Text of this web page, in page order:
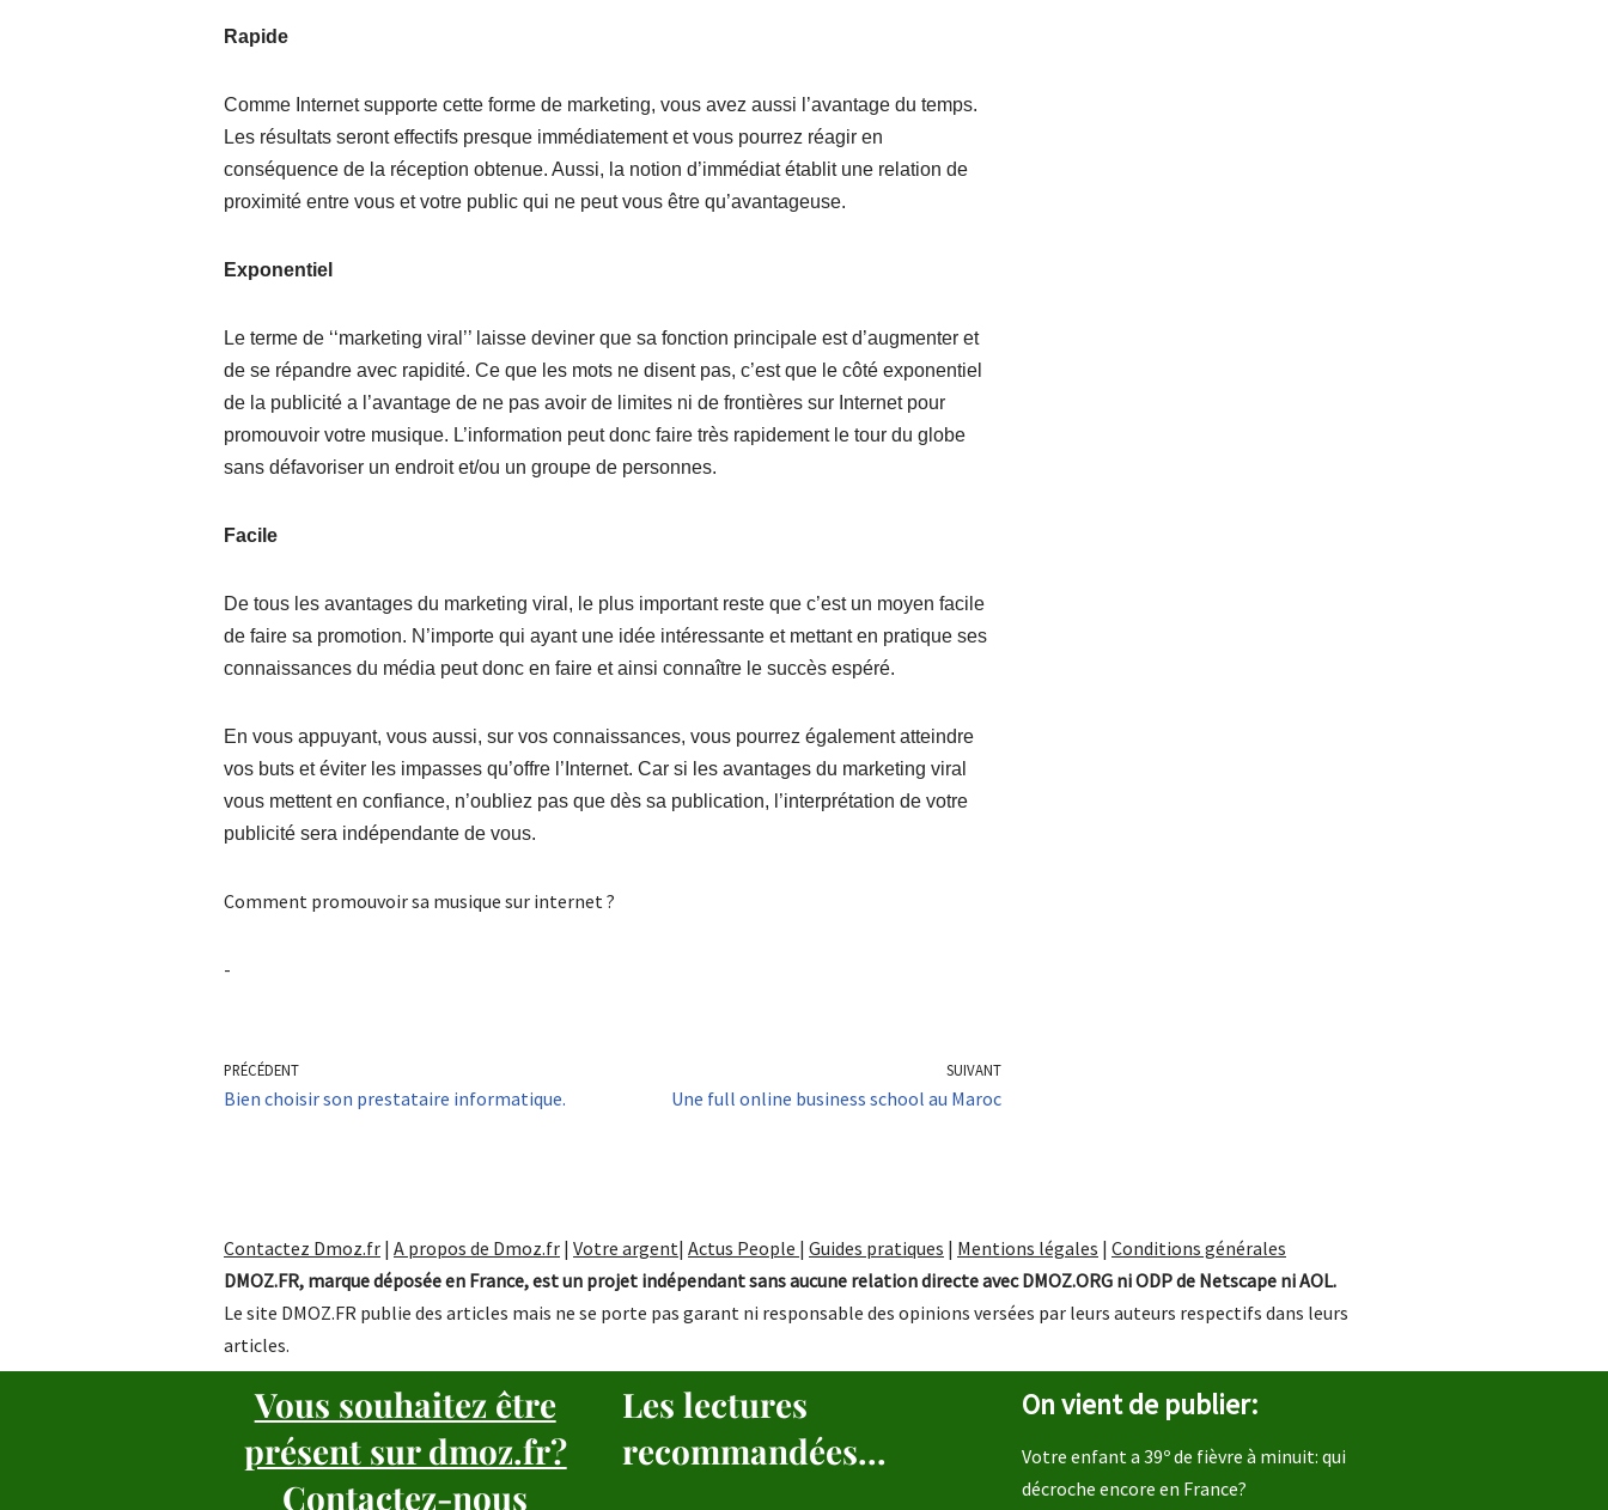
Rapide
Comme Internet supporte cette forme de marketing, vous avez aussi l’avantage du temps.
Les résultats seront effectifs presque immédiatement et vous pourrez réagir en
conséquence de la réception obtenue. Aussi, la notion d’immédiat établit une relation de
proximité entre vous et votre public qui ne peut vous être qu’avantageuse.
Exponentiel
Le terme de ‘‘marketing viral’’ laisse deviner que sa fonction principale est d’augmenter et
de se répandre avec rapidité. Ce que les mots ne disent pas, c’est que le côté exponentiel
de la publicité a l’avantage de ne pas avoir de limites ni de frontières sur Internet pour
promouvoir votre musique. L’information peut donc faire très rapidement le tour du globe
sans défavoriser un endroit et/ou un groupe de personnes.
Facile
De tous les avantages du marketing viral, le plus important reste que c’est un moyen facile
de faire sa promotion. N’importe qui ayant une idée intéressante et mettant en pratique ses
connaissances du média peut donc en faire et ainsi connaître le succès espéré.
En vous appuyant, vous aussi, sur vos connaissances, vous pourrez également atteindre
vos buts et éviter les impasses qu’offre l’Internet. Car si les avantages du marketing viral
vous mettent en confiance, n’oubliez pas que dès sa publication, l’interprétation de votre
publicité sera indépendante de vous.
Comment promouvoir sa musique sur internet ?
-
PRÉCÉDENT
Bien choisir son prestataire informatique.
SUIVANT
Une full online business school au Maroc
Contactez Dmoz.fr | A propos de Dmoz.fr | Votre argent| Actus People | Guides pratiques | Mentions légales | Conditions générales
DMOZ.FR, marque déposée en France, est un projet indépendant sans aucune relation directe avec DMOZ.ORG ni ODP de Netscape ni AOL.
Le site DMOZ.FR publie des articles mais ne se porte pas garant ni responsable des opinions versées par leurs auteurs respectifs dans leurs
articles.
Vous souhaitez être
présent sur dmoz.fr?
Contactez-nous
Les lectures
recommandées...
On vient de publier:
Votre enfant a 39º de fièvre à minuit: qui
décroche encore en France?